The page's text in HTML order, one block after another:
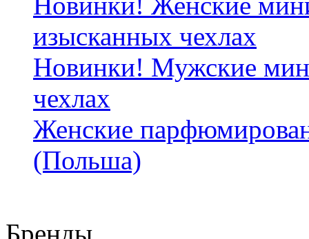
изысканных чехлах
Новинки! Мужские
чехлах
Женские
(Польша)